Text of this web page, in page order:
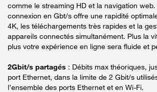
comme le streaming HD et la navigation
connexion en Gbt/s offre une rapidité
4K, les téléchargements très rapides et la
appareils connectés simultanément. Plus la
plus votre expérience en ligne sera fluide et
2Gbit/s partagés : Débits max théoriques,
port Ethernet, dans la limite de 2 Gbit/s
l’ensemble des ports Ethernet et en Wi-Fi.